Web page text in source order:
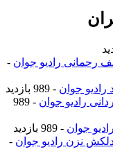
رحمانی رادیو جوان -
رادیو جوان - 989 بازدید
رادیو جوان
- 989
جوان - 989 بازدید
دلکش نزن رادیو جوان -